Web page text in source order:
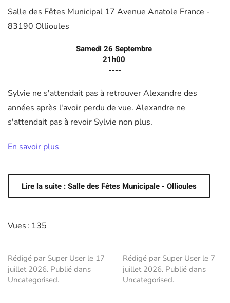
Salle des Fêtes Municipal 17 Avenue Anatole France -
83190 Ollioules
Samedi 26 Septembre
21h00
----
Sylvie ne s'attendait pas à retrouver Alexandre des
années après l'avoir perdu de vue. Alexandre ne
s'attendait pas à revoir Sylvie non plus.
En savoir plus
Lire la suite : Salle des Fêtes Municipale - Ollioules
Vues : 135
Rédigé par Super User le 17
juillet 2026. Publié dans
Uncategorised.
Rédigé par Super User le 7
juillet 2026. Publié dans
Uncategorised.